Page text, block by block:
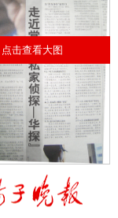
点击查看大图